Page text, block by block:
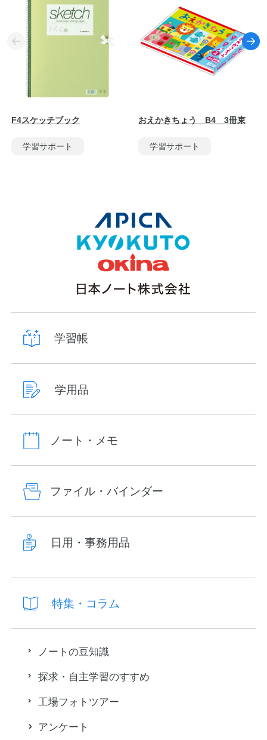
F4スケッチブック
学習サポート
おえかきちょう B4 3冊束
学習サポート
学習帳
学用品
ノート・メモ
ファイル・バインダー
日用・事務用品
特集・コラム
ノートの豆知識
探求・自主学習のすすめ
工場フォトツアー
アンケート